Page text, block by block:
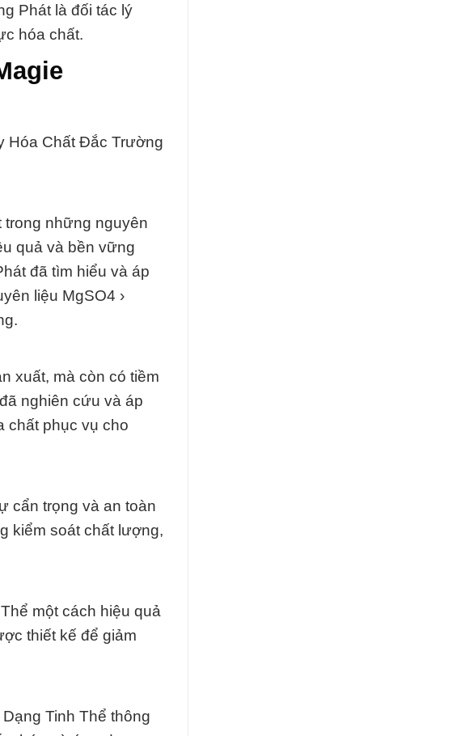
Phát là đối tác lý
hóa chất.
Hóa Chất Đắc Trường
trong những nguyên
quả và bền vững
đã tìm hiểu và áp
liệu MgSO4 ›
xuất, mà còn có tiềm
nghiên cứu và áp
chất phục vụ cho
cẩn trọng và an toàn
kiểm soát chất lượng,
một cách hiệu quả
thiết kế để giảm
Tinh Thể thông